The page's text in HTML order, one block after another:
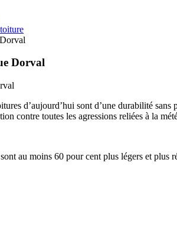
Dorval
d’aujourd’hui sont d’une durabilité
contre toutes les agressions reliées à la
au moins 60 pour cent plus légers et plus